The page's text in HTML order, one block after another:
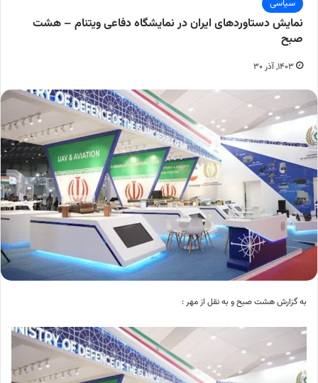
سیاسی
نمایش دستاوردهای ایران در نمایشگاه دفاعی ویتنام – هشت
صبح
۱۴۰۳, آذر ۳۰
به گزارش هشت صبح و به نقل از مهر :